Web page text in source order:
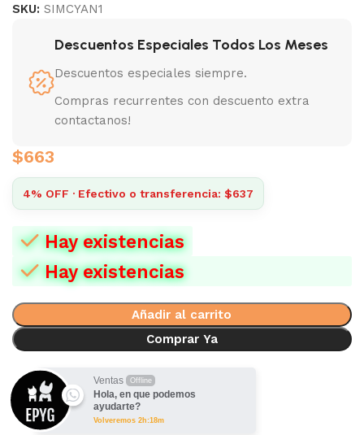
SKU: SIMCYAN1
Descuentos Especiales Todos Los Meses
Descuentos especiales siempre.
Compras recurrentes con descuento extra
contactanos!
$663
4% OFF · Efectivo o transferencia: $637
Hay existencias
Hay existencias
Añadir al carrito
Comprar Ya
Ventas Offline
Hola, en que podemos
ayudarte?
Volveremos 2h:18m